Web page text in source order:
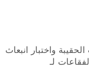
واختبار انبعاث